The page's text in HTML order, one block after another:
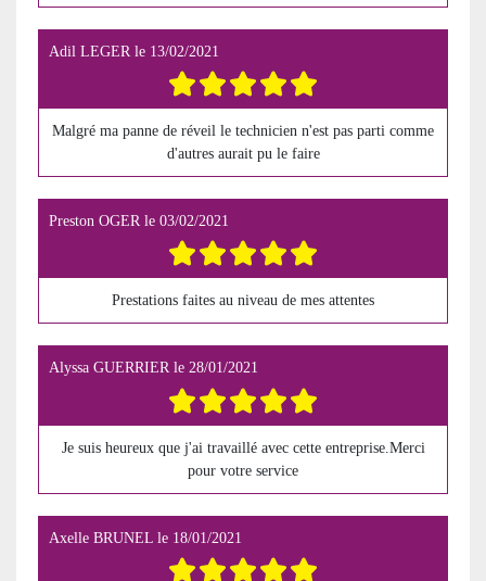
Adil LEGER le 13/02/2021
Malgré ma panne de réveil le technicien n'est pas parti comme
d'autres aurait pu le faire
Preston OGERle 03/02/2021
Prestations faites au niveau de mes attentes
Alyssa GUERRIERle 28/01/2021
Je suis heureux que j'ai travaillé avec cette entreprise.Merci
pour votre service
Axelle BRUNEL le 18/01/2021